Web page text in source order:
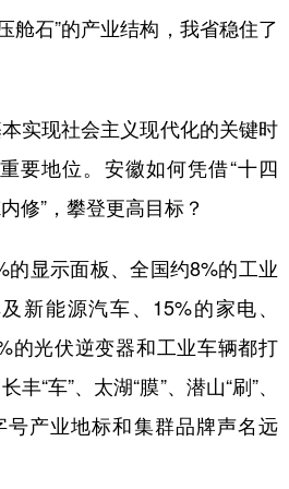
石”的产业结构，我省稳住了
实现社会主义现代化的关键时
要地位。安徽如何凭借“十四
修”，攀登更高目标？
显示面板、全国约8%的工业
新能源汽车、15%的家电、
的光伏逆变器和工业车辆都打
丰“车”、太湖“膜”、潜山“刷”、
号产业地标和集群品牌声名远